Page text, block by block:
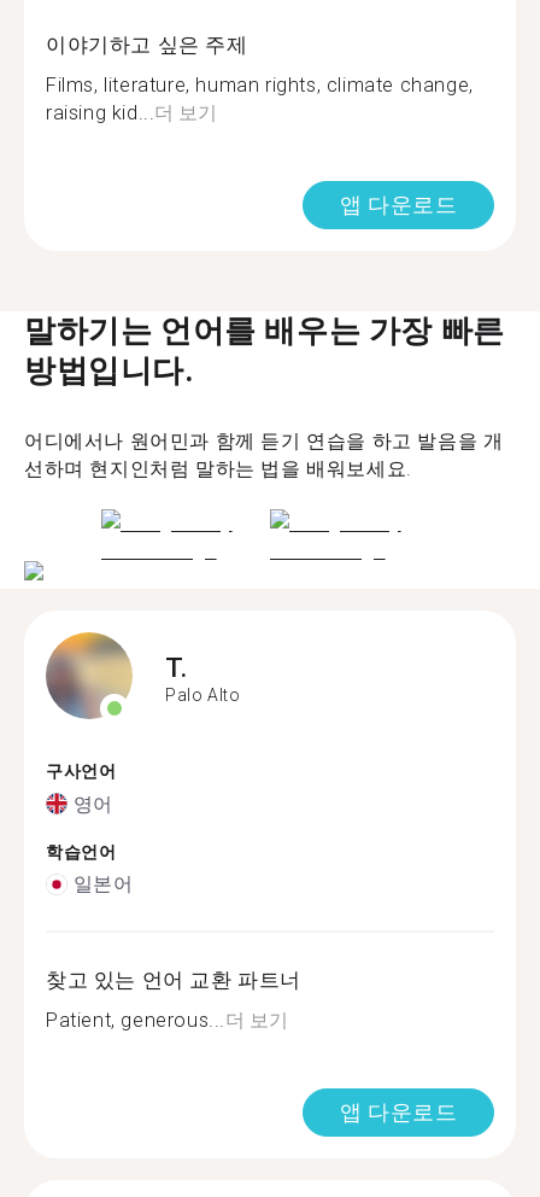
이야기하고 싶은 주제
Films, literature, human rights, climate change,
raising kid... 더 보기
앱 다운로드
말하기는 언어를 배우는 가장 빠른
방법입니다.
어디에서나 원어민과 함께 듣기 연습을 하고 발음을 개
선하며 현지인처럼 말하는 법을 배워보세요.
T.
Palo Alto
구사언어
영어
학습언어
일본어
찾고 있는 언어 교환 파트너
Patient, generous...더 보기
앱 다운로드